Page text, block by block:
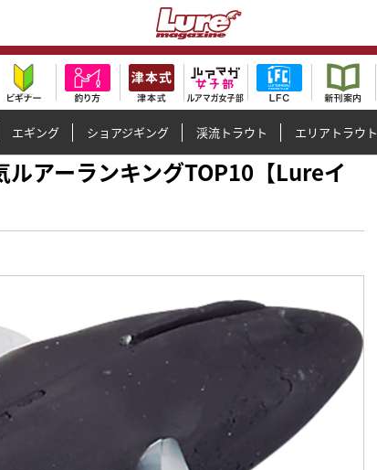
エギング ショアジギング 渓流トラウト エリアトラウト
アーランキングTOP10【Lureイ